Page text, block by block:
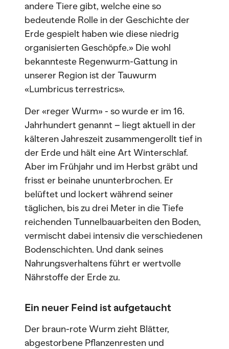
andere Tiere gibt, welche eine so
bedeutende Rolle in der Geschichte der
Erde gespielt haben wie diese niedrig
organisierten Geschöpfe.» Die wohl
bekannteste Regenwurm-Gattung in
unserer Region ist der Tauwurm
«Lumbricus terrestrics».
Der «reger Wurm» - so wurde er im 16.
Jahrhundert genannt – liegt aktuell in der
kälteren Jahreszeit zusammengerollt tief in
der Erde und hält eine Art Winterschlaf.
Aber im Frühjahr und im Herbst gräbt und
frisst er beinahe ununterbrochen. Er
belüftet und lockert während seiner
täglichen, bis zu drei Meter in die Tiefe
reichenden Tunnelbauarbeiten den Boden,
vermischt dabei intensiv die verschiedenen
Bodenschichten. Und dank seines
Nahrungsverhaltens führt er wertvolle
Nährstoffe der Erde zu.
Ein neuer Feind ist aufgetaucht
Der braun-rote Wurm zieht Blätter,
abgestorbene Pflanzenresten und